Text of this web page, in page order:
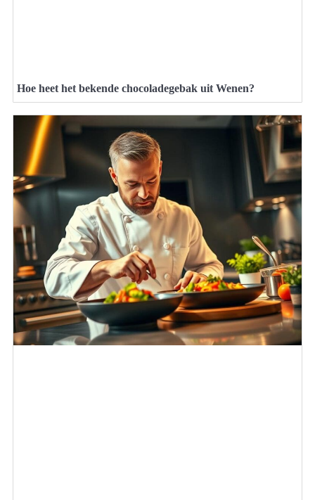
Hoe heet het bekende chocoladegebak uit Wenen?